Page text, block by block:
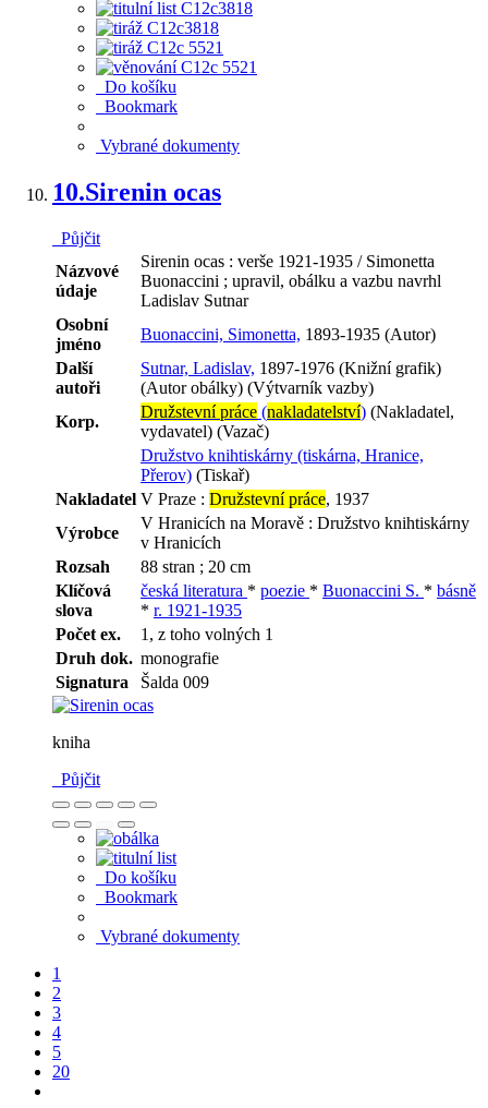
Do košíku
Bookmark
Vybrané dokumenty
10.Sirenin ocas
Půjčit
Názvové
údaje
Sirenin ocas : verše 1921-1935 / Simonetta
Buonaccini ; upravil, obálku a vazbu navrhl
Ladislav Sutnar
Osobní
jméno
Buonaccini, Simonetta, 1893-1935 (Autor)
Další
autoři
Sutnar, Ladislav, 1897-1976 (Knižní grafik)
(Autor obálky) (Výtvarník vazby)
Korp.
Družstevní práce (nakladatelství) (Nakladatel,
vydavatel) (Vazač)
Družstvo knihtiskárny (tiskárna, Hranice,
Přerov) (Tiskař)
Nakladatel V Praze : Družstevní práce, 1937
Výrobce
V Hranicích na Moravě : Družstvo knihtiskárny
v Hranicích
Rozsah
88 stran ; 20 cm
Klíčová
slova
česká literatura * poezie * Buonaccini S. * básně
* r. 1921-1935
Počet ex.
1, z toho volných 1
Druh dok. monografie
Signatura
Šalda 009
kniha
Půjčit
Do košíku
Bookmark
Vybrané dokumenty
1
2
3
4
5
20